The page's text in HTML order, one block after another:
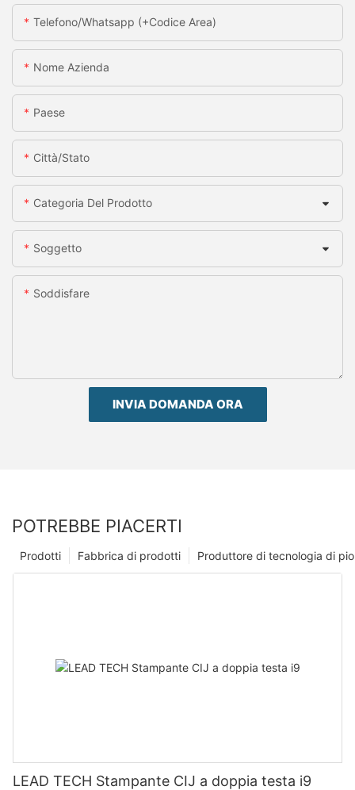
Telefono/whatsapp (+codice Area)
Nome Azienda
Paese
Città/stato
Categoria Del Prodotto
Soggetto
Soddisfare
INVIA DOMANDA ORA
POTREBBE PIACERTI
Produttore di tecnologia di
Fabbrica di prodotti
Prodotti
LEAD TECH Stampante CIJ a doppia testa i9